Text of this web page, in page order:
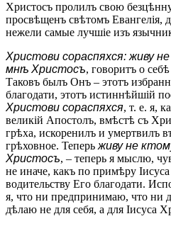
Христосъ пролилъ свою
просвѣщенъ свѣтомъ Евангелія,
нежели самые лучшіе изъ
Христови сораспяхся: живу
мнѣ Христосъ, говоритъ о
Таковъ былъ Онъ – этотъ
благодати, этотъ истиннѣйшій
Христови сораспяхся, т. е. я,
великій Апостолъ, вмѣстѣ съ
грѣха, искоренилъ и умертвилъ
грѣховное. Теперь живу не
Христосъ, – теперь я мыслю,
не иначе, какъ по примѣру
водительству Его благодати.
я, что ни предпринимаю, что ни
дѣлаю не для себя, а для Іисуса